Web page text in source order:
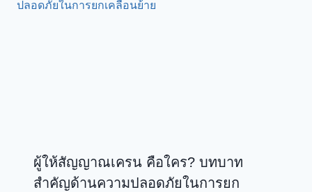
ผู้ให้สัญญาณเครน คือใคร? บทบาท
สำคัญด้านความปลอดภัยในการยก